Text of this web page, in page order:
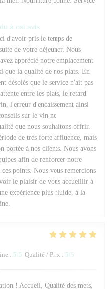
à cet avis
d'avoir pris le temps de
de votre déjeuner. Nous
apprécié notre emplacement
que la qualité de nos plats. En
désolés que le service n'ait pas
entre les plats, le retard
l'erreur d'encaissement ainsi
sur le vin ne
que nous souhaitons offrir.
de très forte affluence, mais
portée à nos clients. Nous avons
afin de renforcer notre
points. Nous vous remercions
le plaisir de vous accueillir à
expérience plus fluide, à la
: 5/5 Qualité / Prix : 5/5
! Accueil, Qualité des mets,